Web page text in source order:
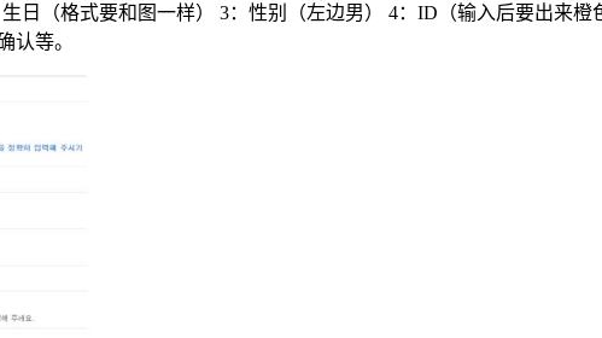
日（格式要和图一样） 3：性别（左边男） 4：ID（输入后要出来橙
认等。